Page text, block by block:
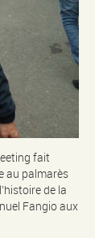
fait
au palmarès
de la
Fangio aux